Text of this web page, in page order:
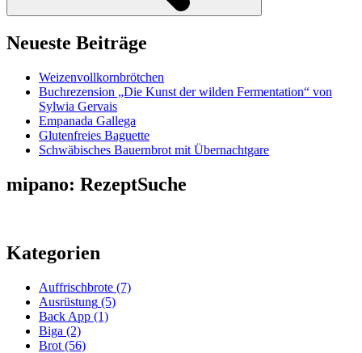
Neueste Beiträge
Weizenvollkornbrötchen
Buchrezension „Die Kunst der wilden Fermentation“ von
Sylwia Gervais
Empanada Gallega
Glutenfreies Baguette
Schwäbisches Bauernbrot mit Übernachtgare
mipano: RezeptSuche
Kategorien
Auffrischbrote (7)
Ausrüstung (5)
Back App (1)
Biga (2)
Brot (56)